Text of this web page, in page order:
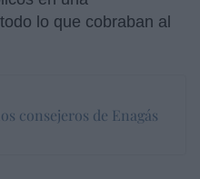
lo que cobraban al
consejeros de Enagás